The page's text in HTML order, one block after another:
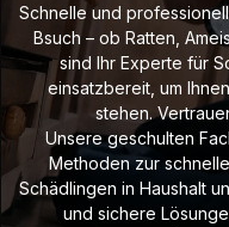
Schnelle und
Bsuch – ob Ratten,
sind Ihr Experte für
einsatzbereit, um
stehen.
Unsere geschulten
Methoden zur
Schädlingen in Haushalt
und sichere